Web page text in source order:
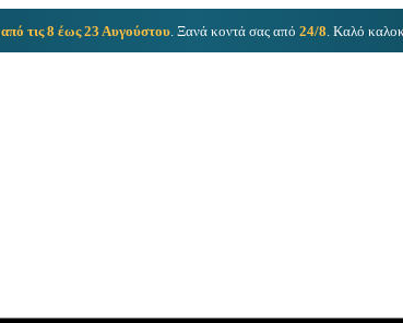
από τις 8 έως 23 Αυγούστου. Ξανά κοντά σας από 24/8 . Καλό